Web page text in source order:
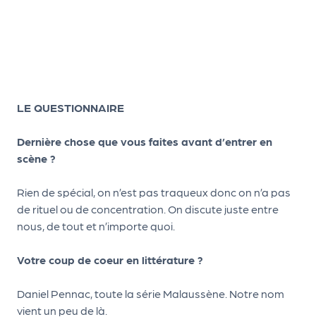
LE QUESTIONNAIRE
Dernière chose que vous faites avant d’entrer en
scène ?
Rien de spécial, on n’est pas traqueux donc on n’a pas
de rituel ou de concentration. On discute juste entre
nous, de tout et n’importe quoi.
Votre coup de coeur en littérature ?
Daniel Pennac, toute la série Malaussène. Notre nom
vient un peu de là.
e
o
g
a
i
s
a